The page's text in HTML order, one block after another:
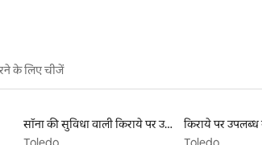
के लिए चीजें
सॉना की सुविधा वाली किराये पर उपलब्ध लिस्टिंग
किराये पर उपलब्ध